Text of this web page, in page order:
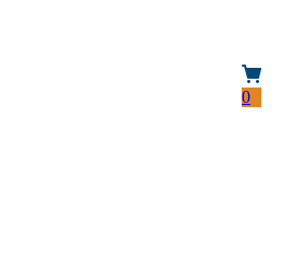
0